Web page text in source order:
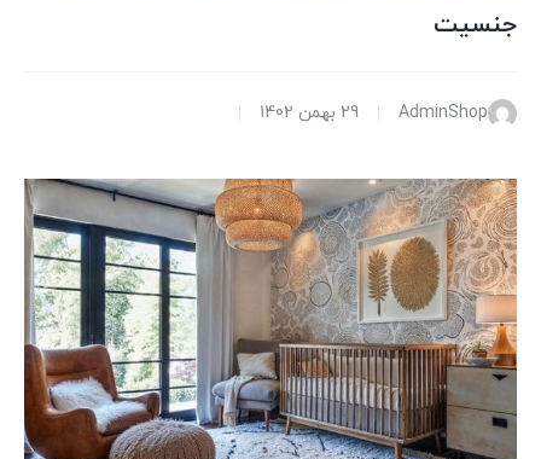
جنسیت
AdminShop 29 بهمن 1402